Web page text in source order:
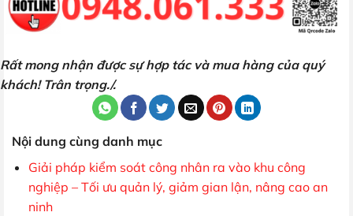
Rất mong nhận được sự hợp tác và mua hàng của quý
khách! Trân trọng./.
Nội dung cùng danh mục
Giải pháp kiểm soát công nhân ra vào khu công
nghiệp – Tối ưu quản lý, giảm gian lận, nâng cao an
ninh